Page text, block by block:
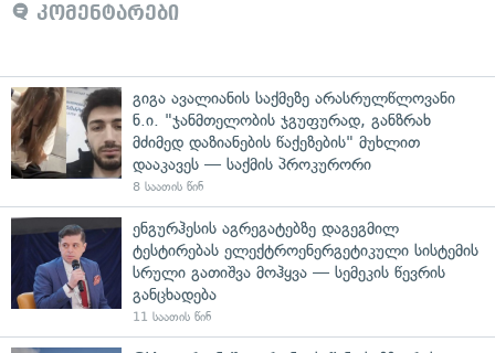
კომენტარები
გიგა ავალიანის საქმეზე არასრულწლოვანი
ნ.ი. "ჯანმთელობის ჯგუფურად, განზრახ
მძიმედ დაზიანების წაქეზების" მუხლით
დააკავეს — საქმის პროკურორი
8 საათის წინ
ენგურჰესის აგრეგატებზე დაგეგმილ
ტესტირებას ელექტროენერგეტიკული სისტემის
სრული გათიშვა მოჰყვა — სემეკის წევრის
განცხადება
11 საათის წინ